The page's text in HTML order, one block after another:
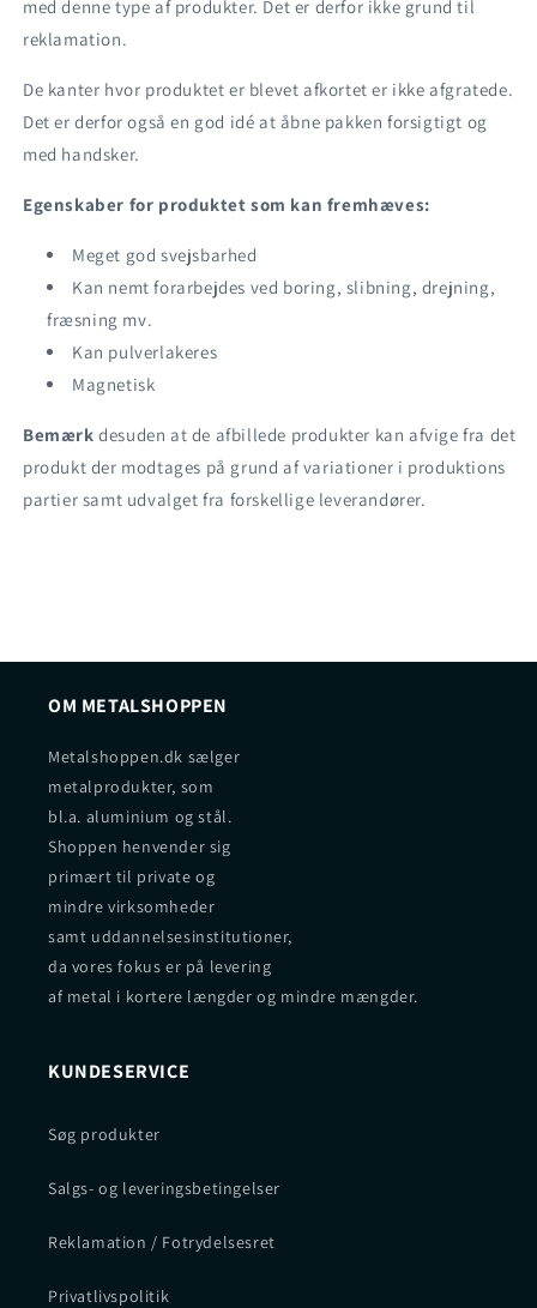
med denne type af produkter. Det er derfor ikke grund til
reklamation.
De kanter hvor produktet er blevet afkortet er ikke afgratede.
Det er derfor også en god idé at åbne pakken forsigtigt og
med handsker.
Egenskaber for produktet som kan fremhæves:
Meget god svejsbarhed
Kan nemt forarbejdes ved boring, slibning, drejning,
fræsning mv.
Kan pulverlakeres
Magnetisk
Bemærk desuden at de afbillede produkter kan afvige fra det
produkt der modtages på grund af variationer i produktions
partier samt udvalget fra forskellige leverandører.
OM METALSHOPPEN
Metalshoppen.dk sælger
metalprodukter, som
bl.a. aluminium og stål.
Shoppen henvender sig
primært til private og
mindre virksomheder
samt uddannelsesinstitutioner,
da vores fokus er på levering
af metal i kortere længder og mindre mængder.
KUNDESERVICE
Søg produkter
Salgs- og leveringsbetingelser
Reklamation / Fotrydelsesret
Privatlivspolitik